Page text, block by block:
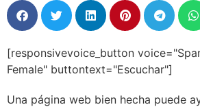
[responsivevoice_button
Female" buttontext="Escuchar"]
Una página web bien hecha puede